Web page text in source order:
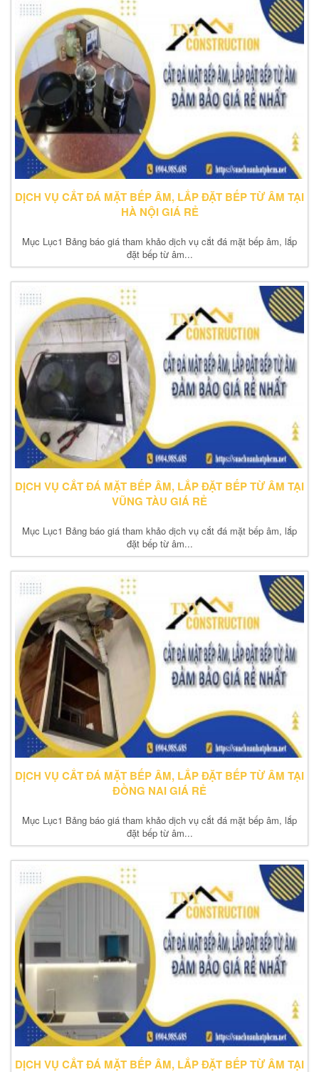
DỊCH VỤ CẮT ĐÁ MẶT BẾP ÂM, LẮP ĐẶT BẾP TỪ ÂM TẠI
HÀ NỘI GIÁ RẺ
Mục Lục1 Bảng báo giá tham khảo dịch vụ cắt đá mặt bếp âm, lắp
đặt bếp từ âm...
DỊCH VỤ CẮT ĐÁ MẶT BẾP ÂM, LẮP ĐẶT BẾP TỪ ÂM TẠI
VŨNG TÀU GIÁ RẺ
Mục Lục1 Bảng báo giá tham khảo dịch vụ cắt đá mặt bếp âm, lắp
đặt bếp từ âm...
DỊCH VỤ CẮT ĐÁ MẶT BẾP ÂM, LẮP ĐẶT BẾP TỪ ÂM TẠI
ĐỒNG NAI GIÁ RẺ
Mục Lục1 Bảng báo giá tham khảo dịch vụ cắt đá mặt bếp âm, lắp
đặt bếp từ âm...
DỊCH VỤ CẮT ĐÁ MẶT BẾP ÂM, LẮP ĐẶT BẾP TỪ ÂM TẠI